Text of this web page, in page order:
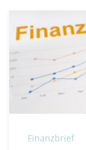
Finanzbrief